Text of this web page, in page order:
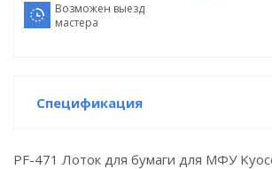
Возможен выезд
мастера
Спецификация
PF-471 Лоток для бумаги для МФУ